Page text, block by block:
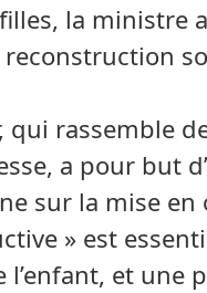
la ministre
reconstruction
qui rassemble
a pour but
sur la mise
» est
l’enfant, et une